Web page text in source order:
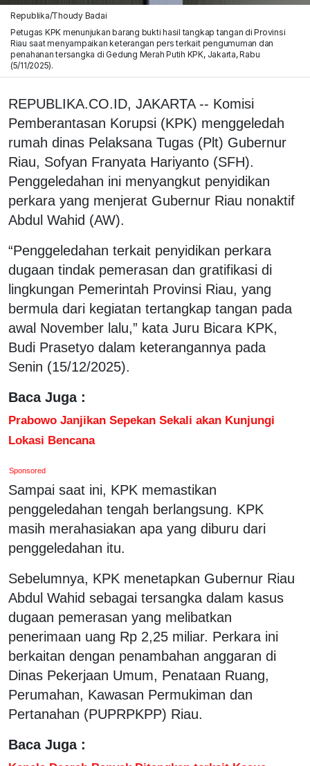
Republika/Thoudy Badai
Petugas KPK menunjukan barang bukti hasil tangkap tangan di Provinsi
Riau saat menyampaikan keterangan pers terkait pengumuman dan
penahanan tersangka di Gedung Merah Putih KPK, Jakarta, Rabu
(5/11/2025).
REPUBLIKA.CO.ID, JAKARTA -- Komisi
Pemberantasan Korupsi (KPK) menggeledah
rumah dinas Pelaksana Tugas (Plt) Gubernur
Riau, Sofyan Franyata Hariyanto (SFH).
Penggeledahan ini menyangkut penyidikan
perkara yang menjerat Gubernur Riau nonaktif
Abdul Wahid (AW).
“Penggeledahan terkait penyidikan perkara
dugaan tindak pemerasan dan gratifikasi di
lingkungan Pemerintah Provinsi Riau, yang
bermula dari kegiatan tertangkap tangan pada
awal November lalu,” kata Juru Bicara KPK,
Budi Prasetyo dalam keterangannya pada
Senin (15/12/2025).
Baca Juga :
Prabowo Janjikan Sepekan Sekali akan Kunjungi
Lokasi Bencana
Sponsored
Sampai saat ini, KPK memastikan
penggeledahan tengah berlangsung. KPK
masih merahasiakan apa yang diburu dari
penggeledahan itu.
Sebelumnya, KPK menetapkan Gubernur Riau
Abdul Wahid sebagai tersangka dalam kasus
dugaan pemerasan yang melibatkan
penerimaan uang Rp 2,25 miliar. Perkara ini
berkaitan dengan penambahan anggaran di
Dinas Pekerjaan Umum, Penataan Ruang,
Perumahan, Kawasan Permukiman dan
Pertanahan (PUPRPKPP) Riau.
Baca Juga :